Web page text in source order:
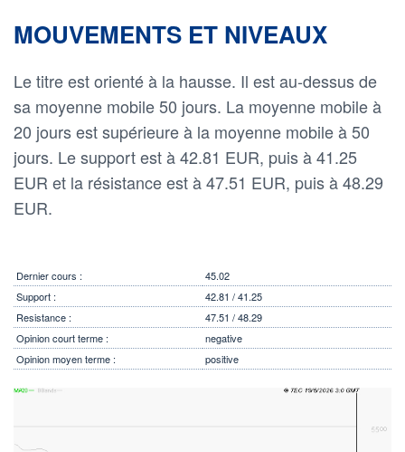
MOUVEMENTS ET NIVEAUX
Le titre est orienté à la hausse. Il est au-dessus de
sa moyenne mobile 50 jours. La moyenne mobile à
20 jours est supérieure à la moyenne mobile à 50
jours. Le support est à 42.81 EUR, puis à 41.25
EUR et la résistance est à 47.51 EUR, puis à 48.29
EUR.
Dernier cours :
45.02
Support :
42.81 / 41.25
Resistance :
47.51 / 48.29
Opinion court terme :
negative
Opinion moyen terme :
positive